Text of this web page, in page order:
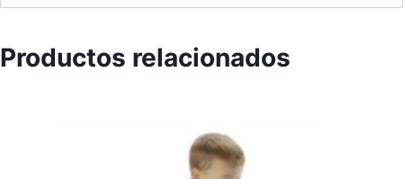
Productos relacionados